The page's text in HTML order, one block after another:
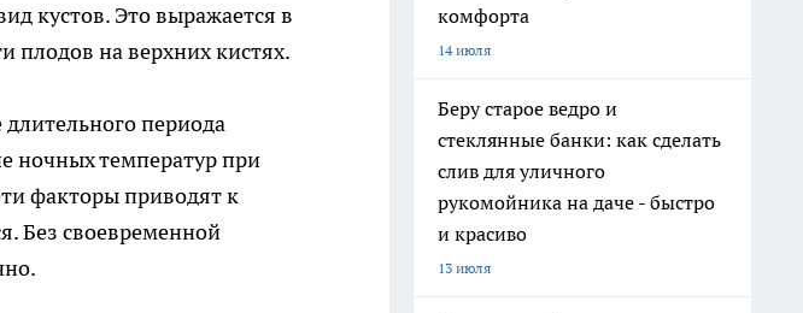
кустов. Это выражается в
плодов на верхних кистях.
периода
ночных температур при
факторы приводят к
Без своевременной
комфорта
14 июля
Беру старое ведро и
стеклянные банки: как сделать
слив для уличного
рукомойника на даче - быстро
и красиво
13 июля